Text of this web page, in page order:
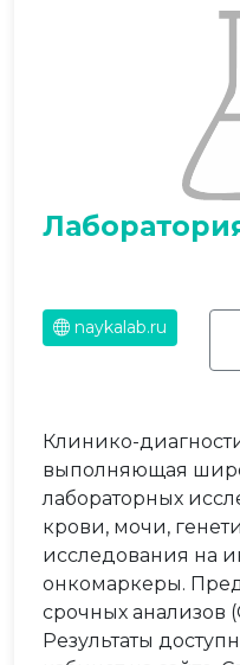
naykalab.ru
Клинико-
выполняющая
лабораторных
крови, мочи,
исследования на
онкомаркеры.
срочных анализов
Результаты